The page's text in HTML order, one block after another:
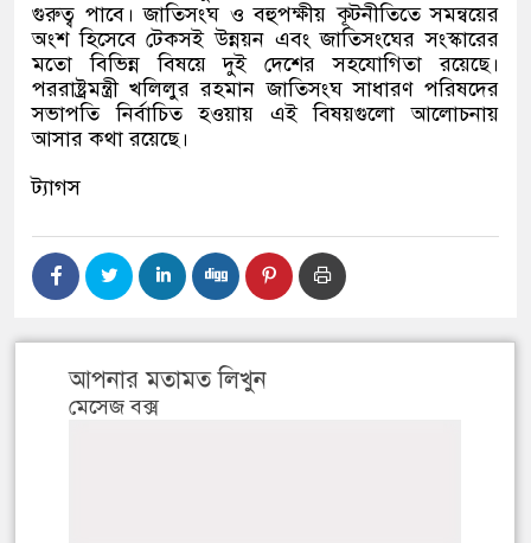
গুরুত্ব পাবে। জাতিসংঘ ও বহুপক্ষীয় কূটনীতিতে সমন্বয়ের
অংশ হিসেবে টেকসই উন্নয়ন এবং জাতিসংঘের সংস্কারের
মতো বিভিন্ন বিষয়ে দুই দেশের সহযোগিতা রয়েছে।
পররাষ্ট্রমন্ত্রী খলিলুর রহমান জাতিসংঘ সাধারণ পরিষদের
সভাপতি নির্বাচিত হওয়ায় এই বিষয়গুলো আলোচনায়
আসার কথা রয়েছে।
ট্যাগস
আপনার মতামত লিখুন
মেসেজ বক্স